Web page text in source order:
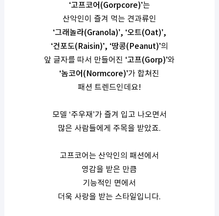
‘고프코어 (Gorpcore)’는
산악인이 즐겨 먹는 견과류인
‘그래놀라(Granola)’, ‘오트(Oat)’,
‘건포도(Raisin)’, ‘땅콩(Peanut)’의
앞 글자를 따서 만들어진 ‘고프(Gorp)’와
‘놈코어 (Normcore)’가 합쳐진
패션 트렌드인데요!
모델 ‘주우재 ’가 즐겨 입고 나오면서
많은 사람들에게 주목을 받았죠.
고프코어는 산악인의 패션에서
영감을 받은 만큼
기능적인 면에서
더욱 사랑을 받는 스타일입니다.